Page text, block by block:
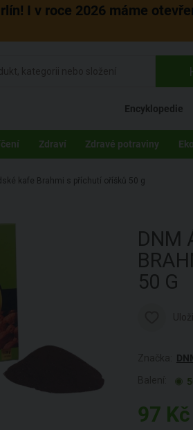
I v roce 2026 máme
Encyklopedie
Zdraví Zdravé potraviny
kafe Brahmi s příchutí oříšků 50 g
DNM
50 G
97 Kč